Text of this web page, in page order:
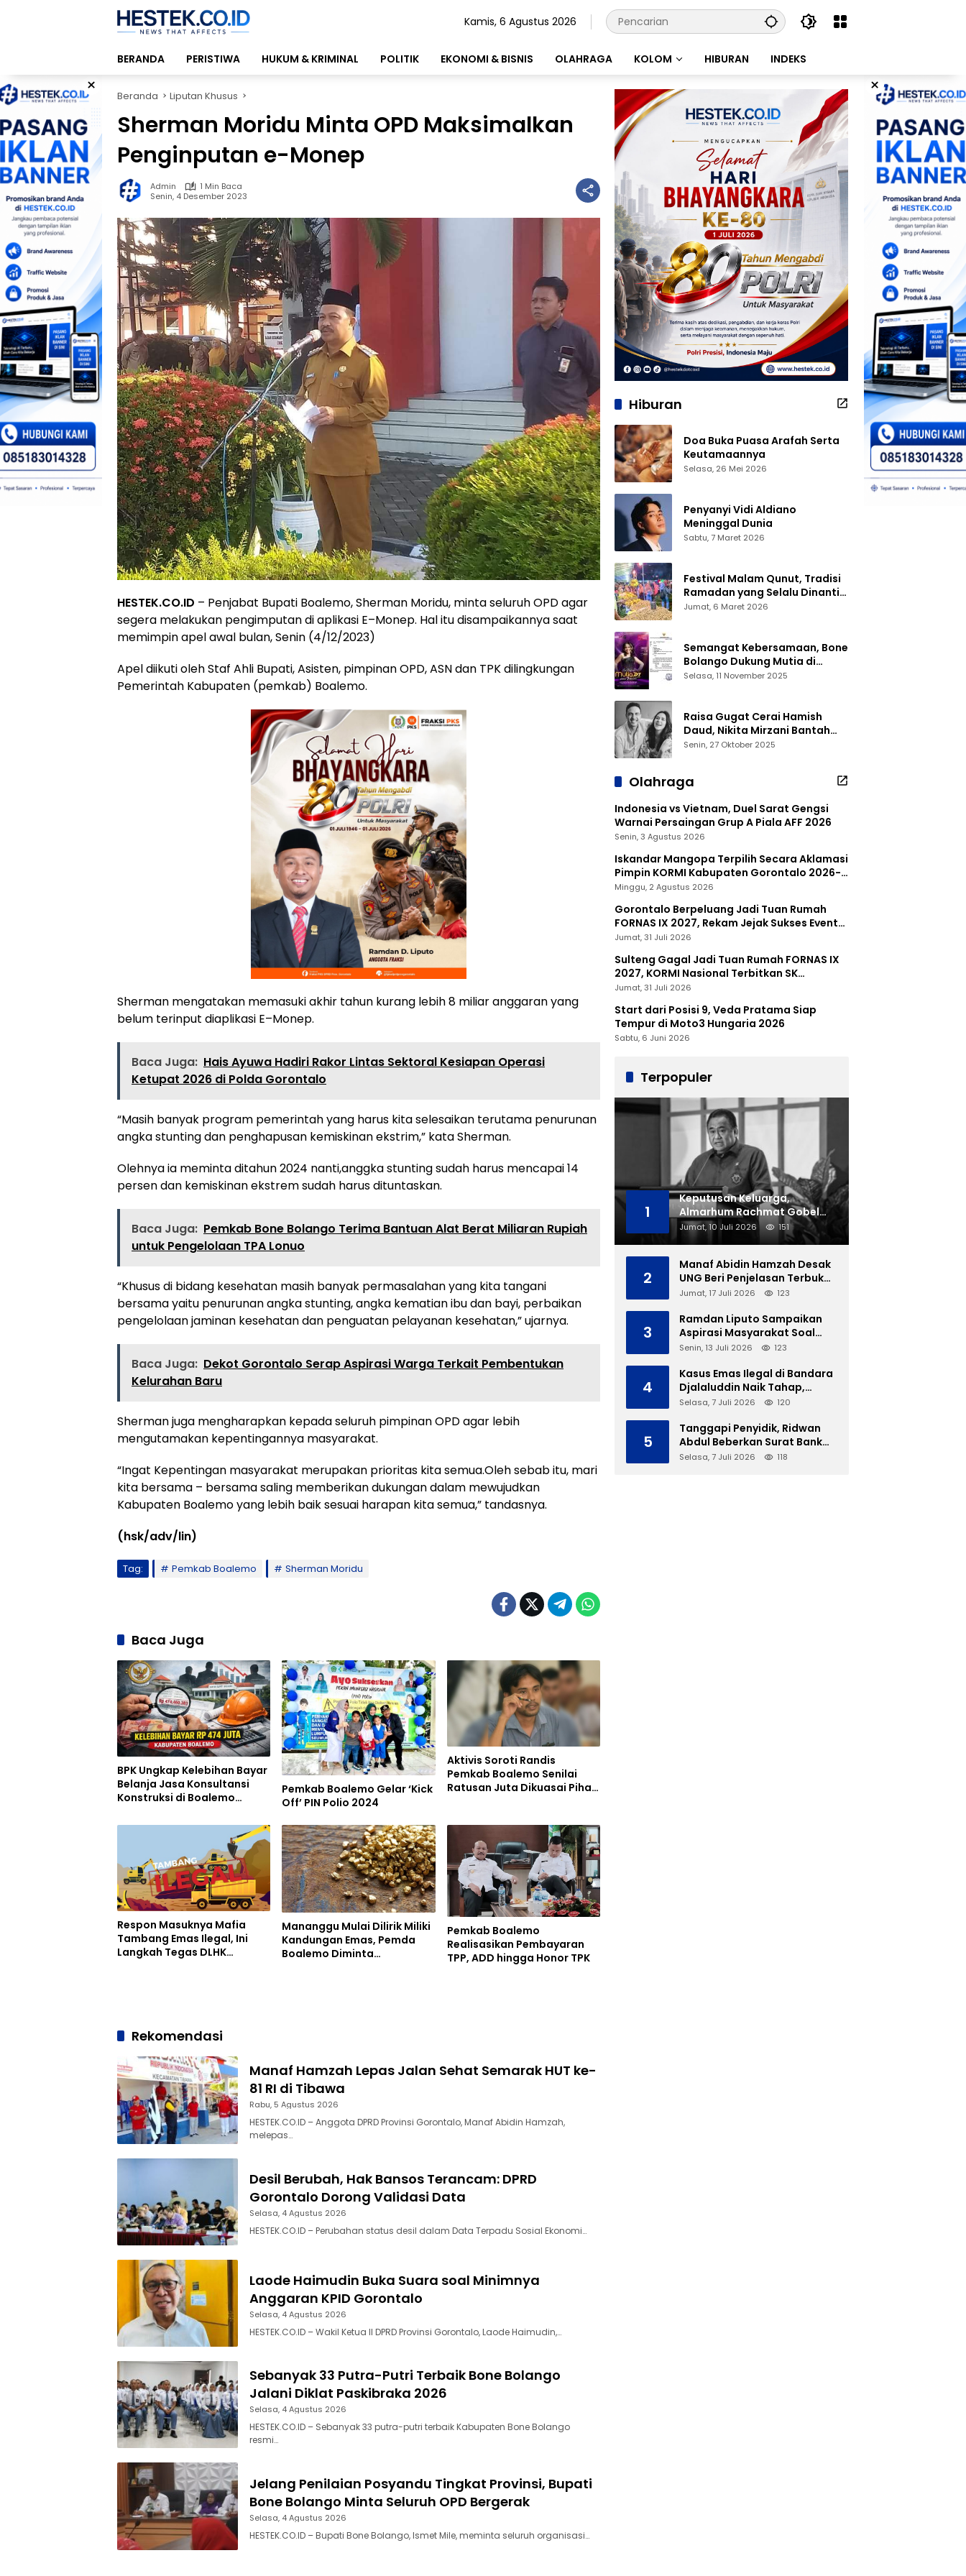
Kamis, 6 Agustus 2026
BERANDA PERISTIWA HUKUM & KRIMINAL POLITIK EKONOMI & BISNIS OLAHRAGA KOLOM HIBURAN INDEKS
× ×
Beranda Liputan Khusus
Sherman Moridu Minta OPD Maksimalkan
Penginputan e-Monep
Admin
1 Min Baca
Senin, 4 Desember 2023
HESTEK.CO.ID – Penjabat Bupati Boalemo, Sherman Moridu, minta seluruh OPD agar
segera melakukan pengimputan di aplikasi E–Monep. Hal itu disampaikannya saat
memimpin apel awal bulan, Senin (4/12/2023)
Apel diikuti oleh Staf Ahli Bupati, Asisten, pimpinan OPD, ASN dan TPK dilingkungan
Pemerintah Kabupaten (pemkab) Boalemo.
Sherman mengatakan memasuki akhir tahun kurang lebih 8 miliar anggaran yang
belum terinput diaplikasi E–Monep.
Baca Juga: Hais Ayuwa Hadiri Rakor Lintas Sektoral Kesiapan Operasi
Ketupat 2026 di Polda Gorontalo
“Masih banyak program pemerintah yang harus kita selesaikan terutama penurunan
angka stunting dan penghapusan kemiskinan ekstrim,” kata Sherman.
Olehnya ia meminta ditahun 2024 nanti,anggka stunting sudah harus mencapai 14
persen dan kemiskinan ekstrem sudah harus dituntaskan.
Baca Juga: Pemkab Bone Bolango Terima Bantuan Alat Berat Miliaran Rupiah
untuk Pengelolaan TPA Lonuo
“Khusus di bidang kesehatan masih banyak permasalahan yang kita tangani
bersama yaitu penurunan angka stunting, angka kematian ibu dan bayi, perbaikan
pengelolaan jaminan kesehatan dan penguatan pelayanan kesehatan,” ujarnya.
Baca Juga: Dekot Gorontalo Serap Aspirasi Warga Terkait Pembentukan
Kelurahan Baru
Sherman juga mengharapkan kepada seluruh pimpinan OPD agar lebih
mengutamakan kepentingannya masyarakat.
“Ingat Kepentingan masyarakat merupakan prioritas kita semua.Oleh sebab itu, mari
kita bersama – bersama saling memberikan dukungan dalam mewujudkan
Kabupaten Boalemo yang lebih baik sesuai harapan kita semua,” tandasnya.
(hsk/adv/lin)
Tag: Pemkab Boalemo Sherman Moridu
Baca Juga
BPK Ungkap Kelebihan Bayar
Belanja Jasa Konsultansi
Konstruksi di Boalemo
Pemkab Boalemo Gelar ‘Kick
Off’ PIN Polio 2024
Aktivis Soroti Randis
Pemkab Boalemo Senilai
Ratusan Juta Dikuasai Pihak
Respon Masuknya Mafia
Tambang Emas Ilegal, Ini
Langkah Tegas DLHK
Mananggu Mulai Dilirik Miliki
Kandungan Emas, Pemda
Boalemo Diminta
Pemkab Boalemo
Realisasikan Pembayaran
TPP, ADD hingga Honor TPK
Rekomendasi
Manaf Hamzah Lepas Jalan Sehat Semarak HUT ke-
81 RI di Tibawa
Rabu, 5 Agustus 2026
HESTEK.CO.ID – Anggota DPRD Provinsi Gorontalo, Manaf Abidin Hamzah,
melepas…
Desil Berubah, Hak Bansos Terancam: DPRD
Gorontalo Dorong Validasi Data
Selasa, 4 Agustus 2026
HESTEK.CO.ID – Perubahan status desil dalam Data Terpadu Sosial Ekonomi…
Laode Haimudin Buka Suara soal Minimnya
Anggaran KPID Gorontalo
Selasa, 4 Agustus 2026
HESTEK.CO.ID – Wakil Ketua II DPRD Provinsi Gorontalo, Laode Haimudin,…
Sebanyak 33 Putra-Putri Terbaik Bone Bolango
Jalani Diklat Paskibraka 2026
Selasa, 4 Agustus 2026
HESTEK.CO.ID – Sebanyak 33 putra-putri terbaik Kabupaten Bone Bolango
resmi…
Jelang Penilaian Posyandu Tingkat Provinsi, Bupati
Bone Bolango Minta Seluruh OPD Bergerak
Selasa, 4 Agustus 2026
HESTEK.CO.ID – Bupati Bone Bolango, Ismet Mile, meminta seluruh organisasi…
Hiburan
Doa Buka Puasa Arafah Serta
Keutamaannya
Selasa, 26 Mei 2026
Penyanyi Vidi Aldiano
Meninggal Dunia
Sabtu, 7 Maret 2026
Festival Malam Qunut, Tradisi
Ramadan yang Selalu Dinanti
Warga Gorontalo
Jumat, 6 Maret 2026
Semangat Kebersamaan, Bone
Bolango Dukung Mutia di
Panggung Dangdut Academy 7
Selasa, 11 November 2025
Raisa Gugat Cerai Hamish
Daud, Nikita Mirzani Bantah
Peras Reza Gladys
Senin, 27 Oktober 2025
Olahraga
Indonesia vs Vietnam, Duel Sarat Gengsi
Warnai Persaingan Grup A Piala AFF 2026
Senin, 3 Agustus 2026
Iskandar Mangopa Terpilih Secara Aklamasi
Pimpin KORMI Kabupaten Gorontalo 2026-
2030
Minggu, 2 Agustus 2026
Gorontalo Berpeluang Jadi Tuan Rumah
FORNAS IX 2027, Rekam Jejak Sukses Event
Nasional Jadi Modal
Jumat, 31 Juli 2026
Sulteng Gagal Jadi Tuan Rumah FORNAS IX
2027, KORMI Nasional Terbitkan SK
Pencabutan
Jumat, 31 Juli 2026
Start dari Posisi 9, Veda Pratama Siap
Tempur di Moto3 Hungaria 2026
Sabtu, 6 Juni 2026
Terpopuler
1
Keputusan Keluarga,
Almarhum Rachmat Gobel
Dimakamkan di TMP Kalibata
Jumat, 10 Juli 2026 151
2
Manaf Abidin Hamzah Desak
UNG Beri Penjelasan Terbuka
Soal Polemik Ujian Skripsi
Jumat, 17 Juli 2026 123
3
Ramdan Liputo Sampaikan
Aspirasi Masyarakat Soal
LGBT di Hadapan Gubernur
Senin, 13 Juli 2026 123
4
Kasus Emas Ilegal di Bandara
Djalaluddin Naik Tahap,
Berkas Segera Dilimpahkan
Selasa, 7 Juli 2026 120
5
Tanggapi Penyidik, Ridwan
Abdul Beberkan Surat Bank
Panin Soal Lelang Aset Eks
Selasa, 7 Juli 2026 118